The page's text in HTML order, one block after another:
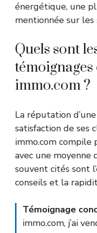
énergétique, une
mentionnée sur
Quels sont
immo.com ?
La réputation
satisfaction de ses
immo.com compile
avec une moyenne
souvent cités sont
conseils et la
Témoignage
immo.com, j’ai